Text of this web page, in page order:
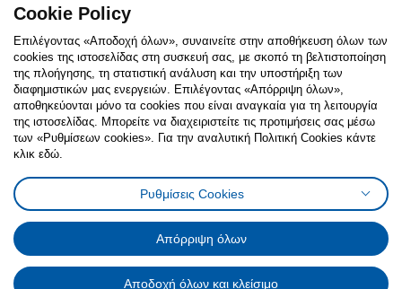
Follow us:
FacebookInstagram
TikTokYoutubePinterestTwitter
Πολιτική CookiesΔήλωση ψηφιακής προσβασιμότητας
Ρυθμίσεις cookiesΌροι Χρήσης
Γενική Πολιτική Προσωπικών Δεδομένων
Πολιτική Προσωπικών Δεδομένων για ΙΚΕΑ.gr
Κώδικας Καταναλωτικής Δεοντολογίας
Cookie Policy
Επιλέγοντας «Αποδοχή όλων», συναινείτε στην αποθήκευση όλων των
cookies της ιστοσελίδας στη συσκευή σας, με σκοπό τη βελτιστοποίηση
της πλοήγησης, τη στατιστική ανάλυση και την υποστήριξη των
διαφημιστικών μας ενεργειών. Επιλέγοντας «Απόρριψη όλων»,
αποθηκεύονται μόνο τα cookies που είναι αναγκαία για τη λειτουργία
της ιστοσελίδας. Μπορείτε να διαχειριστείτε τις προτιμήσεις σας μέσω
των «Ρυθμίσεων cookies». Για την αναλυτική Πολιτική Cookies κάντε
κλικ εδώ.
Ρυθμίσεις Cookies
Απόρριψη όλων
Αποδοχή όλων και κλείσιμο